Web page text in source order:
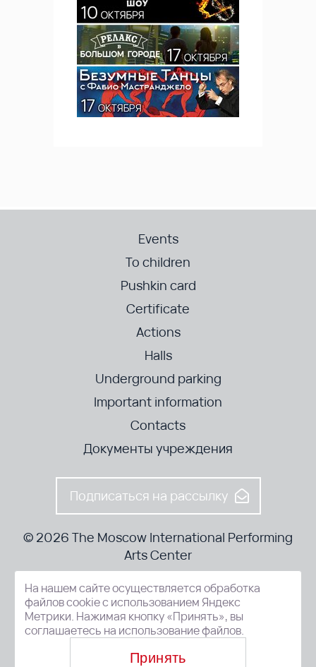
Events
To children
Pushkin card
Certificate
Actions
Halls
Underground parking
Important information
Contacts
Документы учреждения
Подписаться на рассылку
© 2026 The Moscow International Performing
Arts Center
52-8, Kosmodamianskaya nab., Moscow, 115054, Russia
На нашем сайте осуществляется обработка
файлов cookie с использованием Яндекс
Метрики. Нажимая кнопку «Принять», вы
соглашаетесь на использование файлов.
Принять